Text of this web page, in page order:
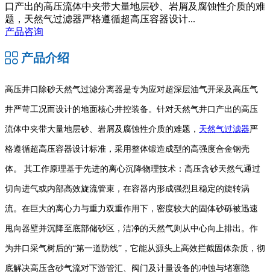
口产出的高压流体中夹带大量地层砂、岩屑及腐蚀性介质的难
题，天然气过滤器严格遵循超高压容器设计...
产品咨询
产品介绍
高压井口除砂天然气过滤分离器是专为应对超深层油气开采及高压气
井严苛工况而设计的地面核心井控装备。针对天然气井口产出的高压
流体中夹带大量地层砂、岩屑及腐蚀性介质的难题， 天然气过滤器严
格遵循超高压容器设计标准，采用整体锻造成型的高强度合金钢壳
体。 其工作原理基于先进的离心沉降物理技术：高压含砂天然气通过
切向进气或内部高效旋流管束，在容器内形成强烈且稳定的旋转涡
流。在巨大的离心力与重力双重作用下，密度较大的固体砂砾被迅速
甩向器壁并沉降至底部储砂区，洁净的天然气则从中心向上排出。作
为井口采气树后的“第一道防线”，它能从源头上高效拦截固体杂质，彻
底解决高压含砂气流对下游管汇、阀门及计量设备的冲蚀与堵塞隐